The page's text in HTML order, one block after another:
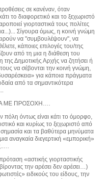
σε κανέναν, όταν
το διαφορετικό και το ξεχωριστό
γιορταστικά τους πολίτες
Σίγουρα όμως, η κοινή γνώμη
να "συμβουλέψουν", να
κάποιες επιλογές του/της
από τη μια η διάθεση του
Δημοτικής Αρχής να ζητήσει ή
να σέβονται την κοινή γνώμη,
για κάποια πράγματα
από τα σημαντικότερα
ΜΕ ΠΡΟΣΟΧΗ….
πόλη όντως είναι κάτι το όμορφο,
και κυρίως το ξεχωριστό από
και τα βαθύτερα μηνύματα
αναγκαία διεγερτική «εμπορική»
«αστικής γιορταστικής
την αρέσει δεν αρέσει…)
ειδικούς του είδους, την